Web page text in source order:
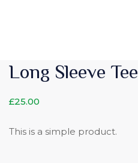
Long Sleeve Tee
£25.00
This is a simple product.